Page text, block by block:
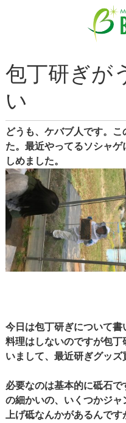
包丁研ぎが
い
どうも、ケバブ人です。
た。最近やってるソシャ
しめました。
今日は包丁研ぎについて
料理はしないのですが包
いまして、最近研ぎグッズ
必要なのは基本的に砥石
の細かいの、いくつかジ
上げ砥なんかがあるんで